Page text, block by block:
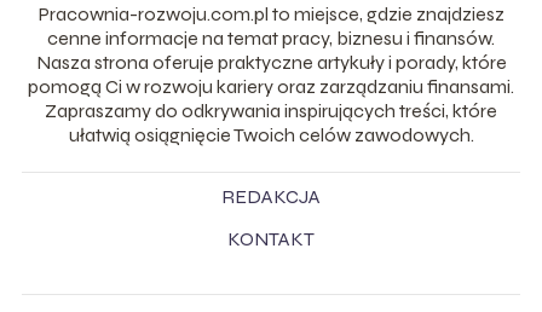
Pracownia-rozwoju.com.pl to miejsce, gdzie znajdziesz
cenne informacje na temat pracy, biznesu i finansów.
Nasza strona oferuje praktyczne artykuły i porady, które
pomogą Ci w rozwoju kariery oraz zarządzaniu finansami.
Zapraszamy do odkrywania inspirujących treści, które
ułatwią osiągnięcie Twoich celów zawodowych.
REDAKCJA
KONTAKT